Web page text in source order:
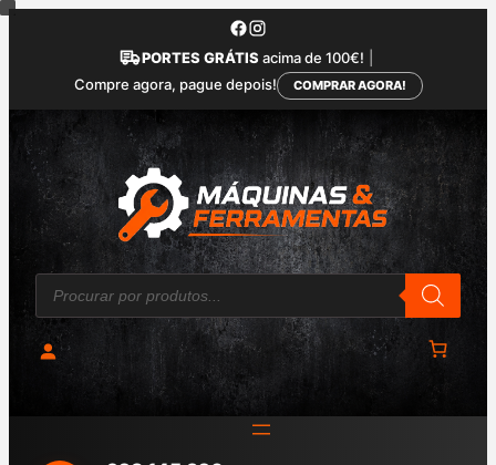
Saltar
conteúdo
PORTES GRÁTIS acima de 100€!
Compre agora, pague depois!
COMPRAR AGORA!
P
o
u